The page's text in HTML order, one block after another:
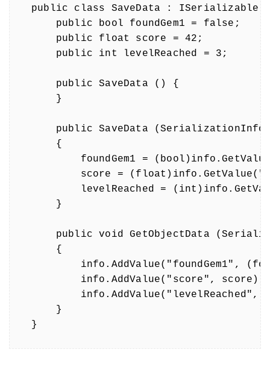
public class SaveData : ISerializable
    public bool foundGem1 = false;
    public float score = 42;
    public int levelReached = 3;
    public SaveData () {
    }
public SaveData
    {
foundGem1 =
score =
levelReached =
    }
public void GetObjectData
    {
info.AddValue("foundGem1",
        info.AddValue("score", score);
info.AddValue("levelReached",
    }
}